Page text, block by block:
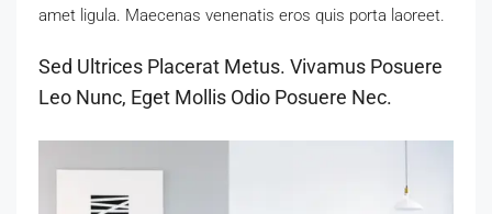
amet ligula. Maecenas venenatis eros quis porta laoreet.
Sed Ultrices Placerat Metus. Vivamus Posuere
Leo Nunc, Eget Mollis Odio Posuere Nec.